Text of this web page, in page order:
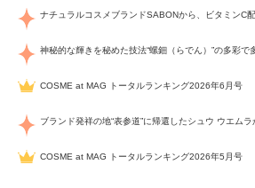
COSME at MAG トータルランキング2026年6月号
COSME at MAG トータルランキング2026年5月号